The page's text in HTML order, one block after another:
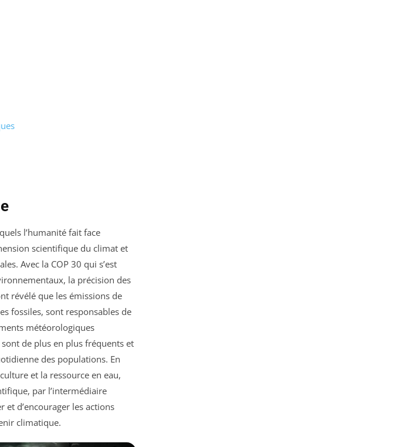
l’humanité fait face
scientifique du climat et
Avec la COP 30 qui s’est
la précision des
révélé que les émissions de
fossiles, sont responsables de
météorologiques
de plus en plus fréquents et
des populations. En
et la ressource en eau,
par l’intermédiaire
et d’encourager les actions
climatique.